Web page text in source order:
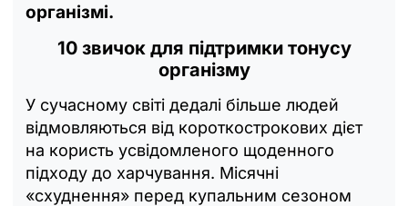
організмі.
10 звичок для підтримки тонусу
організму
У сучасному світі дедалі більше людей
відмовляються від короткострокових дієт
на користь усвідомленого щоденного
підходу до харчування. Місячні
«схуднення» перед купальним сезоном